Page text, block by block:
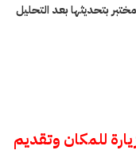
بتحديثها بعد التحليل
للمكان وتقديم